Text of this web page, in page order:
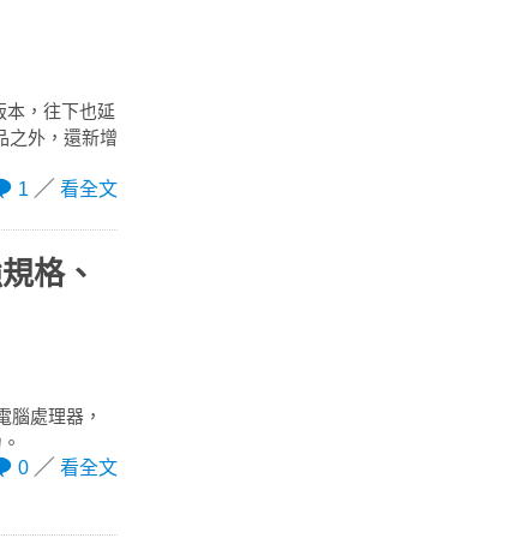
本，往下也延
之外，還新增
1
看全文
格、
腦處理器，
0
看全文